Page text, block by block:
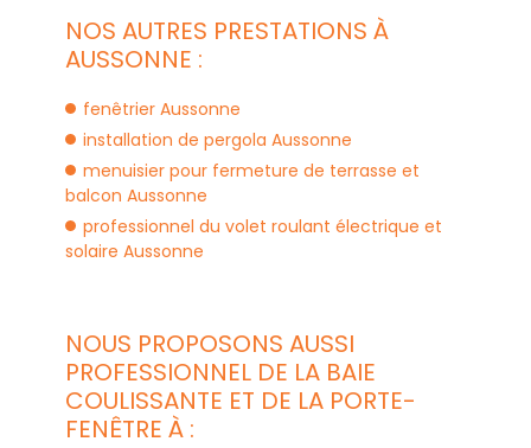
NOS AUTRES PRESTATIONS À
AUSSONNE :
fenêtrier Aussonne
installation de pergola Aussonne
menuisier pour fermeture de terrasse et
balcon Aussonne
professionnel du volet roulant électrique et
solaire Aussonne
NOUS PROPOSONS AUSSI
PROFESSIONNEL DE LA BAIE
COULISSANTE ET DE LA PORTE-
FENÊTRE À :